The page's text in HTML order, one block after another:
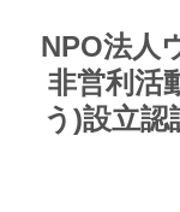
テ
ンNPO法人
非営利活
う)設立認